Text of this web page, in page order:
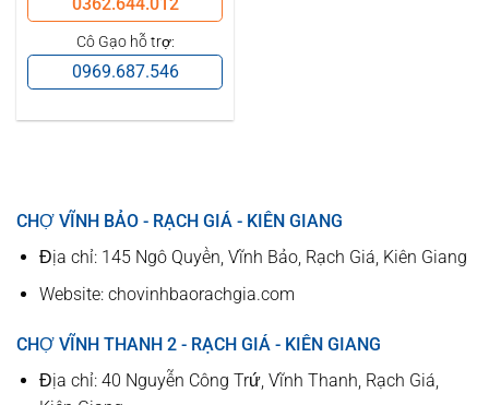
Cô Gạo hỗ trợ:
0969.687.546
CHỢ VĨNH BẢO - RẠCH GIÁ - KIÊN GIANG
Địa chỉ: 145 Ngô Quyền, Vĩnh Bảo, Rạch Giá, Kiên Giang
Website: chovinhbaorachgia.com
CHỢ VĨNH THANH 2 - RẠCH GIÁ - KIÊN GIANG
Địa chỉ: 40 Nguyễn Công Trứ, Vĩnh Thanh, Rạch Giá,